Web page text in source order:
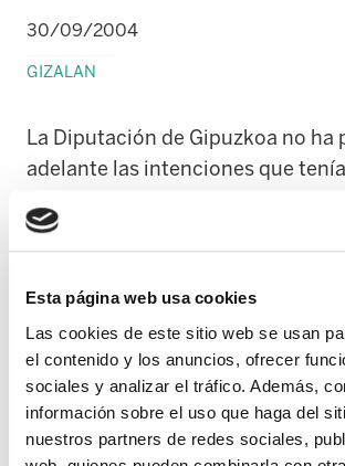
Esta página web usa cookies
Las cookies de este sitio web se usan
el contenido y los anuncios, ofrecer
sociales y analizar el tráfico. Además,
información sobre el uso que haga del
nuestros partners de redes sociales,
30/09/2004
GIZALAN
La Diputación de Gipuzkoa no ha
adelante las intenciones que
presentado, vistas la
trabajadoras, se han negado a
dicho servicio.
Recordando, la empresa Cobra,
bueno de la Diputación, había